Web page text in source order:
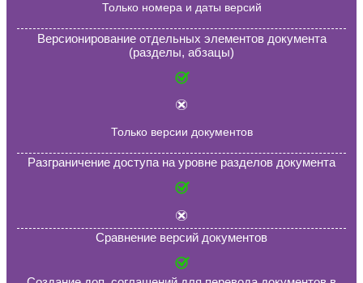
Выгоды для бизнеса:
Уменьшение количества ошибок в
Снижение трудозатрат на подготовку
Организация единого хранилища всех
Простота внесения изменений
Ускорение работы с документами